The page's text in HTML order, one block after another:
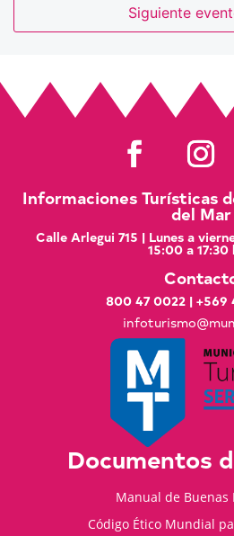
Siguiente
Informaciones Turísticas
del Mar
Calle Arlegui 715 | Lunes a
15:00 a 17:30
800 47 0022 | +569
Documentos
Manual de Buenas
Código Ético Mundial